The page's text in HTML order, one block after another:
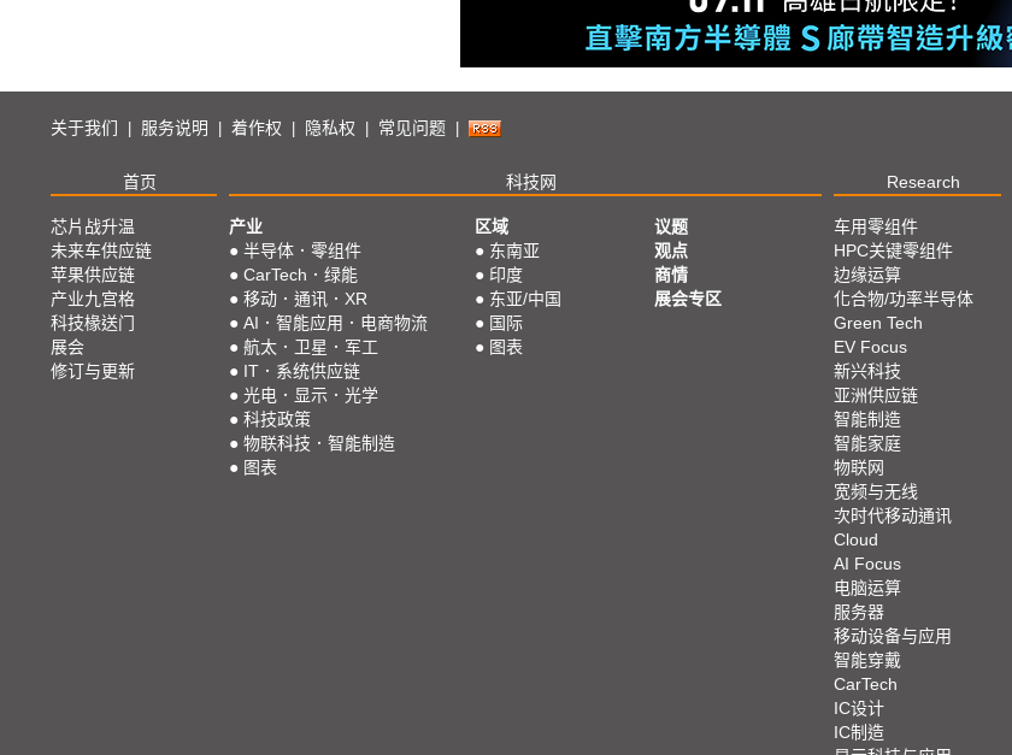
关于我们 服务说明 着作权 隐私权 常见问题
首页 科技网 Research
芯片战升温
未来车供应链
苹果供应链
产业九宫格
科技椽送门
展会
修订与更新
产业
● 半导体．零组件
● CarTech．绿能
● 移动．通讯．XR
● AI．智能应用．电商物流
● 航太．卫星．军工
● IT．系统供应链
● 光电．显示．光学
● 科技政策
● 物联科技．智能制造
● 图表
区域
● 东南亚
● 印度
● 东亚/中国
● 国际
● 图表
议题
观点
商情
展会专区
车用零组件
HPC关键零组件
边缘运算
化合物/功率半导体
Green Tech
EV Focus
新兴科技
亚洲供应链
智能制造
智能家庭
物联网
宽频与无线
次时代移动通讯
Cloud
AI Focus
电脑运算
服务器
移动设备与应用
智能穿戴
CarTech
IC设计
IC制造